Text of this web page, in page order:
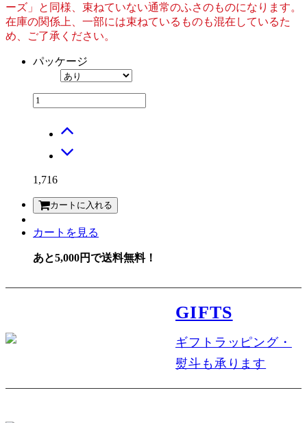
ーズ」と同様、束ねていない通常のふさのものになります。
在庫の関係上、一部には束ねているものも混在しているた
め、ご了承ください。
パッケージ
1,716
カートに入れる
カートを見る
あと5,000円で送料無料！
GIFTS
ギフトラッピング・
熨斗も承ります